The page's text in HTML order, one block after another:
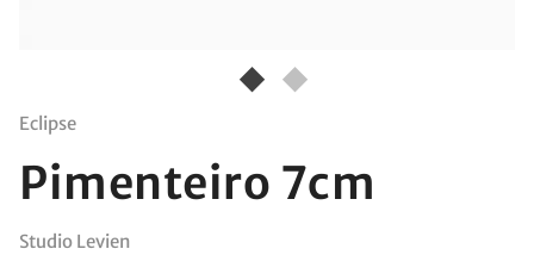
Eclipse
Pimenteiro 7cm
Studio Levien